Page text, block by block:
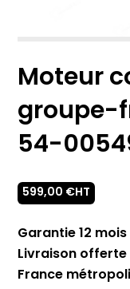
Moteur
groupe-
54-
599,00 €HT
Garantie 12 mois
Livraison offerte
France